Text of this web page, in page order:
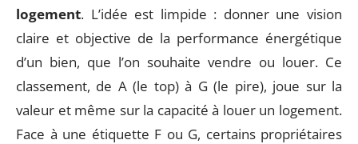
logement. L’idée est limpide : donner une vision
claire et objective de la performance énergétique
d’un bien, que l’on souhaite vendre ou louer. Ce
classement, de A (le top) à G (le pire), joue sur la
valeur et même sur la capacité à louer un logement.
Face à une étiquette F ou G, certains propriétaires